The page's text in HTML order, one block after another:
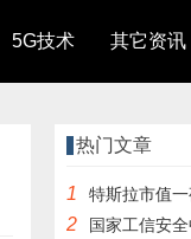
5G技术 其它资讯
热门文章
1 特斯拉市值一夜蒸
2 国家工信安全中心